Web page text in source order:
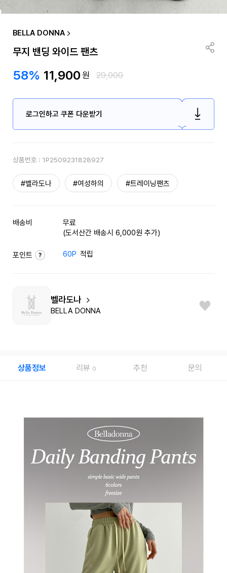
BELLA DONNA
무지 밴딩 와이드 팬츠
58% 11,900원 29,000
로그인하고 쿠폰 다운받기
상품번호 : 1P2509231828927
#벨라도나 #여성하의 #트레이닝팬츠
배송비
무료
(도서산간 배송시 6,000원 추가)
포인트 60P 적립
벨라도나
BELLA DONNA
상품정보 리뷰 0 추천 문의